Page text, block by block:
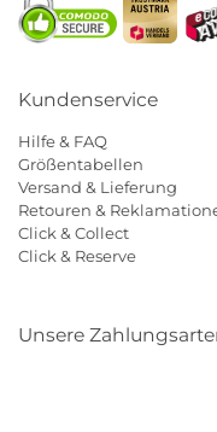
Kundenservice
Hilfe & FAQ
Größentabellen
Versand & Lieferung
Retouren &
Click & Collect
Click & Reserve
Unsere